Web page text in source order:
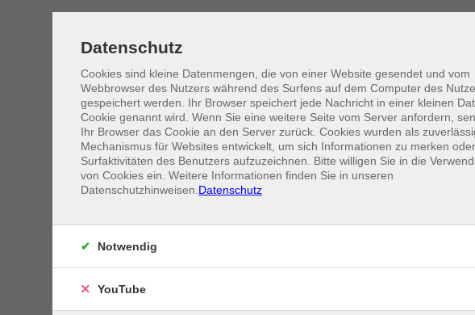
Datenschutz
Cookies sind kleine Datenmengen, die von einer Website gesendet und vom
Webbrowser des Nutzers während des Surfens auf dem Computer des
gespeichert werden. Ihr Browser speichert jede Nachricht in einer kleinen
Cookie genannt wird. Wenn Sie eine weitere Seite vom Server anfordern,
Ihr Browser das Cookie an den Server zurück. Cookies wurden als
Mechanismus für Websites entwickelt, um sich Informationen zu merken
Surfaktivitäten des Benutzers aufzuzeichnen. Bitte willigen Sie in die
von Cookies ein. Weitere Informationen finden Sie in unseren
Datenschutzhinweisen. Datenschutz
Notwendig
YouTube